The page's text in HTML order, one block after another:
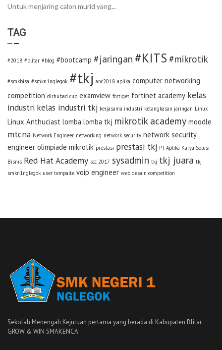
Untuk menjaring calon murid yang...
TAG
#2018 #blitar #blog #bootcamp #jaringan #KITS #mikrotik
#smkbisa #smkn1nglegok #tkj anc2018 aplika computer networking
competition dirhubad cup examview fortiget fortinet academy kelas
industri kelas industri tkj kerjasama industri ketangkasan jaringan Linux
Linux Anthuciast lomba lomba tkj mikrotik academy moodle
mtcna Network Engineer networking network security network security
engineer olimpiade mikrotik prestasi prestasi tkj PT Aplika Karya Solusi
Bisnis Red Hat Academy scc 2017 sysadmin tkj tkj juara tkj
smkn1nglegok user tempalte voip engineer web desain competition
Sekolah Menengah Kejuruan pertama yang berada di Kabupaten Blitar.
GROW & WIN SMAKENCA